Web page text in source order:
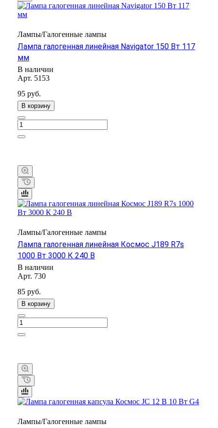
Лампы/Галогенные лампы
Лампа галогенная линейная Navigator 150 Вт 117
мм
В наличии
Арт. 5153
95 руб.
В корзину
Лампы/Галогенные лампы
Лампа галогенная линейная Космос J189 R7s
1000 Вт 3000 К 240 В
В наличии
Арт. 730
85 руб.
В корзину
Лампы/Галогенные лампы